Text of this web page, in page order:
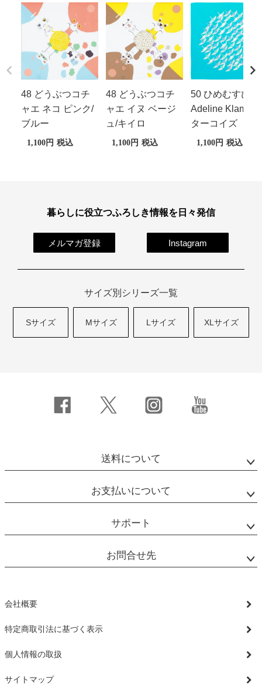
48 どうぶつコチ
ャエ ネコ ピンク/
ブルー
1,100 税込
48 どうぶつコチ
ャエ イヌ ベージ
ュ/キイロ
1,100 税込
50 ひめむすび
Adeline Klam 鶴
ターコイズ
1,100 税込
暮らしに役立つふろしき情報を日々発信
メルマガ登録 Instagram
サイズ別シリーズ一覧
Sサイズ Mサイズ Lサイズ XLサイズ
送料について
お支払いについて
サポート
お問合せ先
会社概要
特定商取引法に基づく表示
個人情報の取扱
サイトマップ